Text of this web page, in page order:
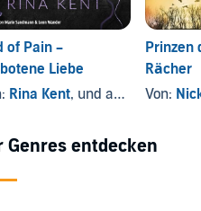
of Pain –
Liebe
Rina Kent, und andere
Prinzen
Rächer
Von:
entdecken